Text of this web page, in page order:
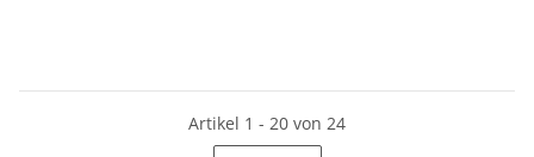
Artikel 1 - 20 von 24